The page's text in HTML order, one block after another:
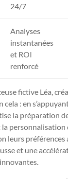
24/7
Analyses
instantanées
et ROI
renforcé
fictive Léa,
cela : en
la préparation
personnalisation
leurs préférences
et une